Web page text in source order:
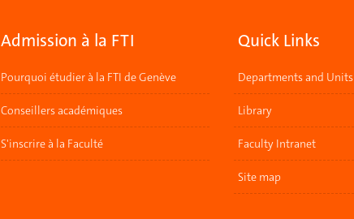
Admission à la FTI
Pourquoi étudier à la FTI de Genève
Conseillers académiques
S'inscrire à la Faculté
Quick Links
Departments and Units
Library
Faculty Intranet
Site map